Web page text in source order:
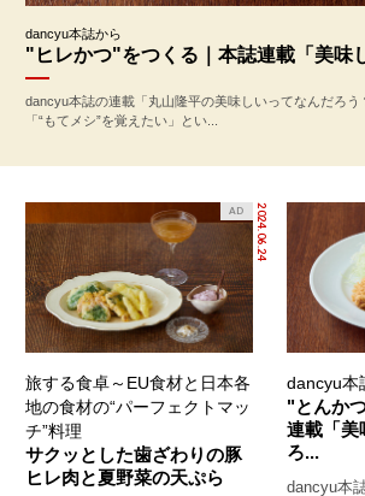
dancyu本誌から
"ヒレかつ"をつくる｜本誌連載「美味
dancyu本誌の連載「丸山隆平の美味しいってなんだろう
「“もてメシ”を覚えたい」とい...
2024.06.24
AD
旅する食卓～EU食材と日本各
地の食材の“パーフェクトマッ
チ”料理
サクッとした歯ざわりの豚
ヒレ肉と夏野菜の天ぷら
dancyu本
"とんか
連載「美
ろ...
dancyu本